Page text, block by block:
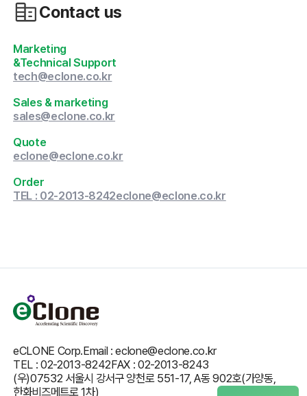
Contact us
Marketing
&Technical Support
tech@eclone.co.kr
Sales & marketing
sales@eclone.co.kr
Quote
eclone@eclone.co.kr
Order
TEL : 02-2013-8242eclone@eclone.co.kr
eCLONE Corp.Email : eclone@eclone.co.kr
TEL : 02-2013-8242FAX : 02-2013-8243
(우)07532 서울시 강서구 양천로 551-17, A동 902호(가양동,
한화비즈메트로 1차)